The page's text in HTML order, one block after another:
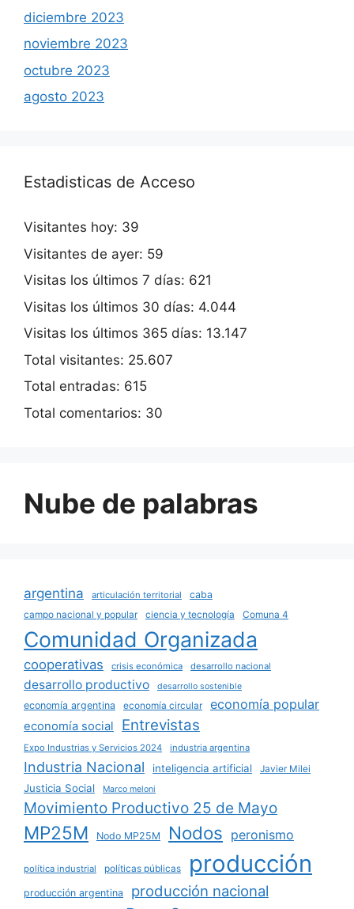
diciembre 2023
noviembre 2023
octubre 2023
agosto 2023
Estadisticas de Acceso
Visitantes hoy: 39
Visitantes de ayer: 59
Visitas los últimos 7 días: 621
Visitas los últimos 30 días: 4.044
Visitas los últimos 365 días: 13.147
Total visitantes: 25.607
Total entradas: 615
Total comentarios: 30
Nube de palabras
argentina articulación territorial
caba
campo nacional y popular
ciencia y tecnología Comuna 4
Comunidad Organizada
cooperativas crisis económica desarrollo nacional
desarrollo productivo desarrollo sostenible
economía argentina economía circular economía popular
economía social Entrevistas
Expo Industrias y Servicios 2024 industria argentina
Industria Nacional inteligencia artificial Javier Milei
Justicia Social Marco meloni
Movimiento Productivo 25 de Mayo
MP25M Nodo MP25M Nodos peronismo
política industrial políticas públicas producción
producción argentina producción nacional